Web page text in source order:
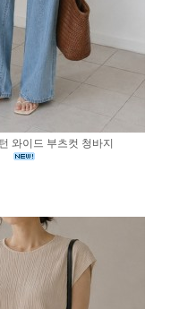
와이드 부츠컷 청바지